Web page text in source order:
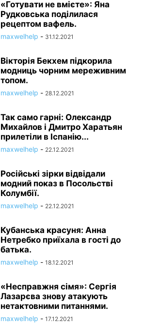
«Готувати не вмієте»: Яна
Рудковська поділилася
рецептом вафель.
maxwelhelp - 31.12.2021
Вікторія Бекхем підкорила
модниць чорним мереживним
топом.
maxwelhelp - 28.12.2021
Так само гарні: Олександр
Михайлов і Дмитро Харатьян
прилетіли в Іспанію...
maxwelhelp - 22.12.2021
Російські зірки відвідали
модний показ в Посольстві
Колумбії.
maxwelhelp - 22.12.2021
Кубанська красуня: Анна
Нетребко приїхала в гості до
батька.
maxwelhelp - 18.12.2021
«Несправжня сімя»: Сергія
Лазарєва знову атакують
нетактовними питаннями.
maxwelhelp - 17.12.2021